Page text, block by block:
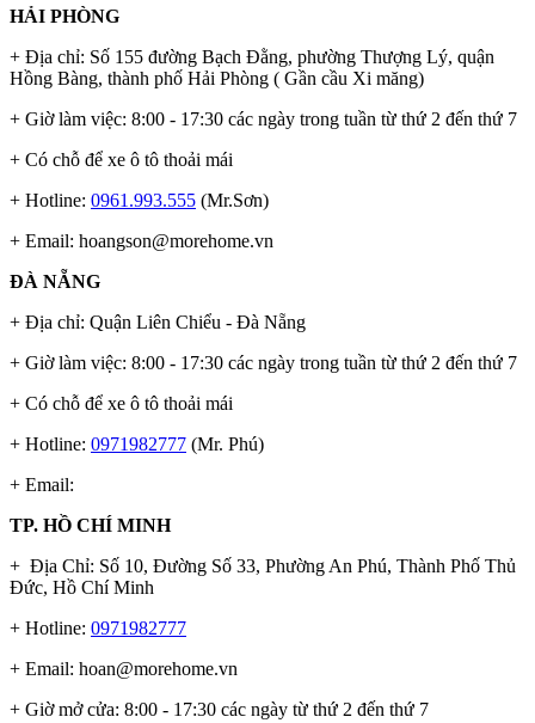
HẢI PHÒNG
+ Địa chỉ: Số 155 đường Bạch Đằng, phường Thượng Lý, quận
Hồng Bàng, thành phố Hải Phòng ( Gần cầu Xi măng)
+ Giờ làm việc: 8:00 - 17:30 các ngày trong tuần từ thứ 2 đến thứ 7
+ Có chỗ để xe ô tô thoải mái
+ Hotline: 0961.993.555 (Mr.Sơn)
+ Email: hoangson@morehome.vn
ĐÀ NẴNG
+ Địa chỉ: Quận Liên Chiểu - Đà Nẵng
+ Giờ làm việc: 8:00 - 17:30 các ngày trong tuần từ thứ 2 đến thứ 7
+ Có chỗ để xe ô tô thoải mái
+ Hotline: 0971982777 (Mr. Phú)
+ Email:
TP. HỒ CHÍ MINH
+ Địa Chỉ: Số 10, Đường Số 33, Phường An Phú, Thành Phố Thủ
Đức, Hồ Chí Minh
+ Hotline: 0971982777
+ Email: hoan@morehome.vn
+ Giờ mở cửa: 8:00 - 17:30 các ngày từ thứ 2 đến thứ 7